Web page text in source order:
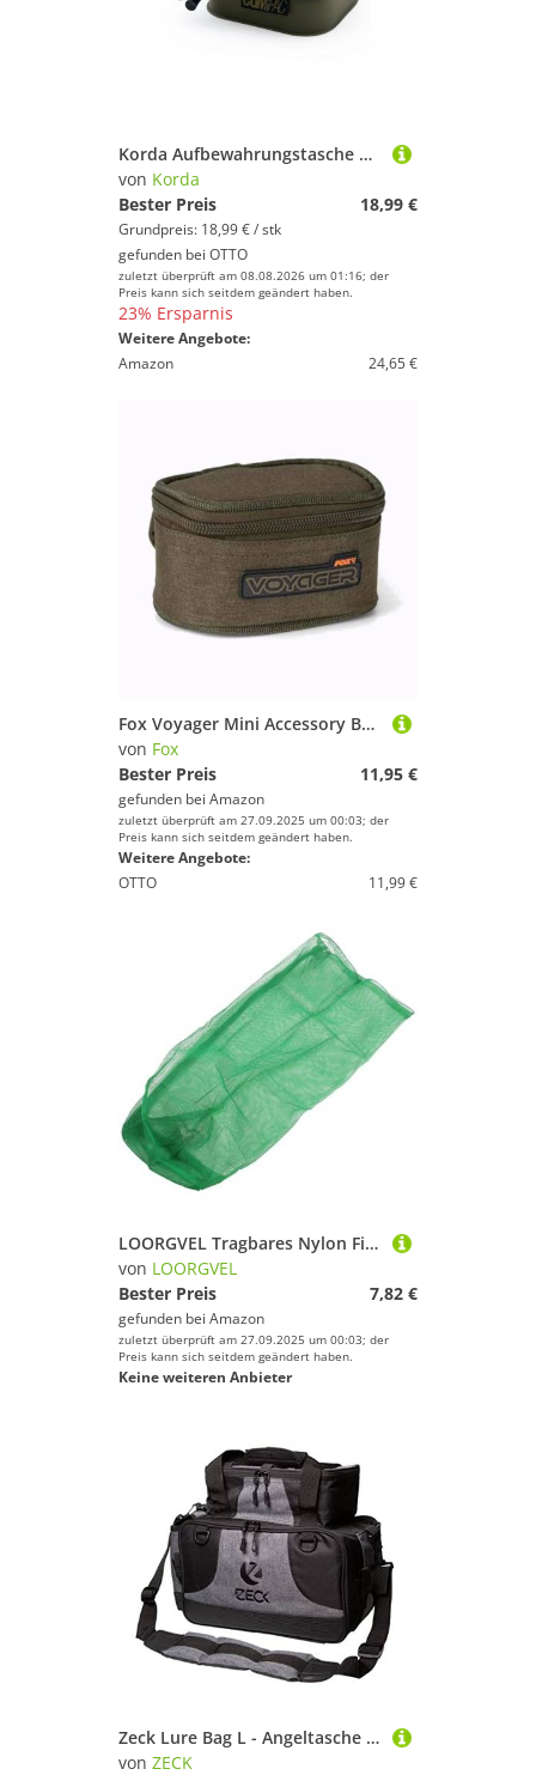
Korda Aufbewahrungstasche Korda Compac small 100 130x110x60mm - Angeltasche
von Korda
Bester Preis
18,99 €
Grundpreis: 18,99 € / stk
gefunden bei OTTO
zuletzt überprüft am 08.08.2026 um 01:16; der
Preis kann sich seitdem geändert haben.
23% Ersparnis
Weitere Angebote:
Amazon
24,65 €
Fox Voyager Mini Accessory Bag - Angeltasche, Zubehörtasche, Tasche für Karpfenzubehör, Karpfentasche
von Fox
Bester Preis
11,95 €
gefunden bei Amazon
zuletzt überprüft am 27.09.2025 um 00:03; der
Preis kann sich seitdem geändert haben.
Weitere Angebote:
OTTO
11,99 €
LOORGVEL Tragbares Nylon Fischernetz Fischfangnetz Angeltasche Leicht Schnelltrocknend Langlebig Praktische Aufbewahrungstasche für Angler
von LOORGVEL
Bester Preis
7,82 €
gefunden bei Amazon
zuletzt überprüft am 27.09.2025 um 00:03; der
Preis kann sich seitdem geändert haben.
Keine weiteren Anbieter
Zeck Lure Bag L - Angeltasche 43x24x33cm
von ZECK